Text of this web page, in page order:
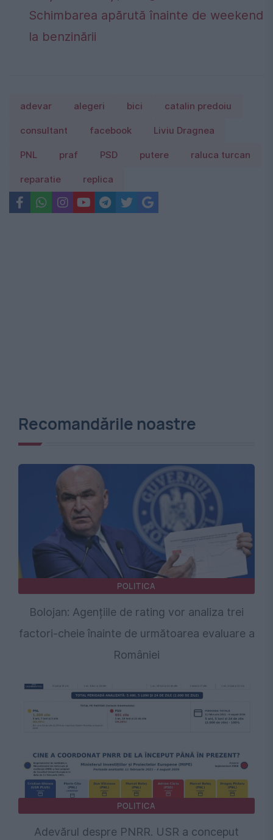
Schimbarea apărută înainte de weekend
la benzinării
adevar alegeri bici catalin predoiu
consultant facebook Liviu Dragnea
PNL praf PSD putere raluca turcan
reparatie replica
Recomandările noastre
POLITICA
Bolojan: Agențiile de rating vor analiza trei
factori-cheie înainte de următoarea evaluare a
României
POLITICA
Adevărul despre PNRR. USR a conceput